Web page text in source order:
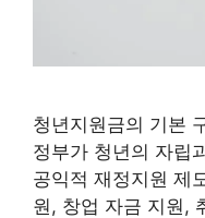
청년지원금의 기본
정부가 청년의 자립
공익적 재정지원 제
원, 창업 자금 지원,